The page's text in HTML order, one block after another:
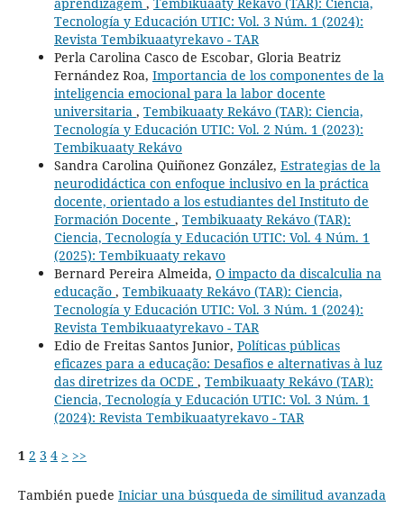
Tecnología y Educación UTIC: Vol. 3 Núm. 1 (2024):
Revista Tembikuaatyrekavo - TAR
Perla Carolina Casco de Escobar, Gloria Beatriz
Fernández Roa, Importancia de los componentes de la
inteligencia emocional para la labor docente
universitaria , Tembikuaaty Rekávo (TAR): Ciencia,
Tecnología y Educación UTIC: Vol. 2 Núm. 1 (2023):
Tembikuaaty Rekávo
Sandra Carolina Quiñonez González, Estrategias de la
neurodidáctica con enfoque inclusivo en la práctica
docente, orientado a los estudiantes del Instituto de
Formación Docente , Tembikuaaty Rekávo (TAR):
Ciencia, Tecnología y Educación UTIC: Vol. 4 Núm. 1
(2025): Tembikuaaty rekavo
Bernard Pereira Almeida, O impacto da discalculia na
educação , Tembikuaaty Rekávo (TAR): Ciencia,
Tecnología y Educación UTIC: Vol. 3 Núm. 1 (2024):
Revista Tembikuaatyrekavo - TAR
Edio de Freitas Santos Junior, Políticas públicas
eficazes para a educação: Desafios e alternativas à luz
das diretrizes da OCDE , Tembikuaaty Rekávo (TAR):
Ciencia, Tecnología y Educación UTIC: Vol. 3 Núm. 1
(2024): Revista Tembikuaatyrekavo - TAR
1 2 3 4 > >>
También puede Iniciar una búsqueda de similitud avanzada